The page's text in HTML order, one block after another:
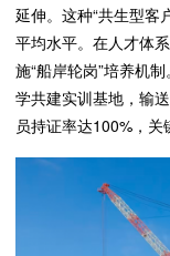
延伸。这种“共生型客
平均水平。在人才体
施“船岸轮岗”培养机
学共建实训基地，输
员持证率达100%，关